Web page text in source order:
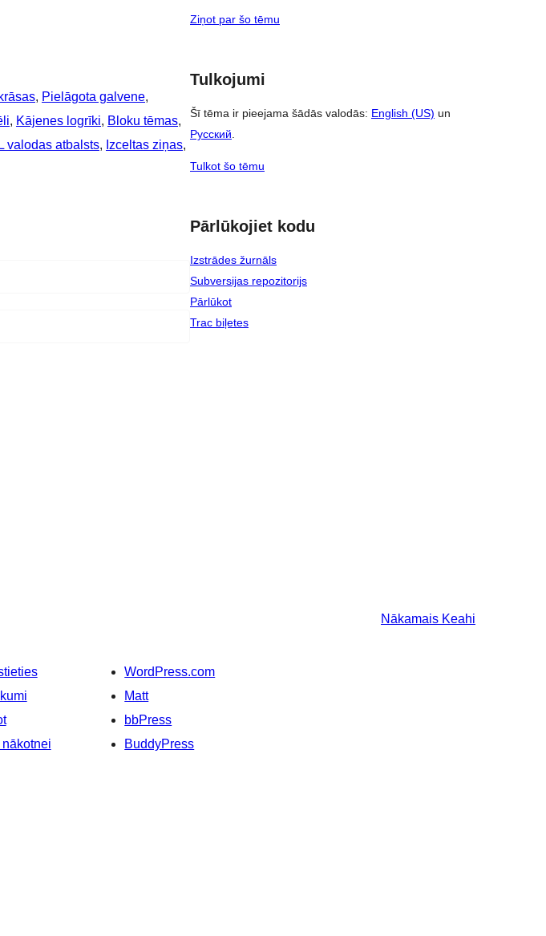
, Pielāgota galvene
, Kājenes logrīki, Bloku tēmas
valodas atbalsts, Izceltas ziņas
Ziņot par šo tēmu
Tulkojumi
Šī tēma ir pieejama šādās valodās: English (US) un
Русский
Tulkot šo tēmu
Pārlūkojiet kodu
Izstrādes žurnāls
Subversijas repozitorijs
Pārlūkot
Trac biļetes
Nākamais Keahi
nākotnei
WordPress.com
Matt
bbPress
BuddyPress